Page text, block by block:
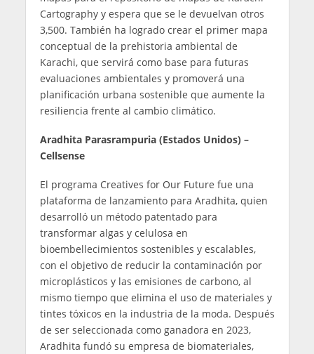
Cartography y espera que se le devuelvan otros
3,500. También ha logrado crear el primer mapa
conceptual de la prehistoria ambiental de
Karachi, que servirá como base para futuras
evaluaciones ambientales y promoverá una
planificación urbana sostenible que aumente la
resiliencia frente al cambio climático.
Aradhita Parasrampuria (Estados Unidos) –
Cellsense
El programa Creatives for Our Future fue una
plataforma de lanzamiento para Aradhita, quien
desarrolló un método patentado para
transformar algas y celulosa en
bioembellecimientos sostenibles y escalables,
con el objetivo de reducir la contaminación por
microplásticos y las emisiones de carbono, al
mismo tiempo que elimina el uso de materiales y
tintes tóxicos en la industria de la moda. Después
de ser seleccionada como ganadora en 2023,
Aradhita fundó su empresa de biomateriales,